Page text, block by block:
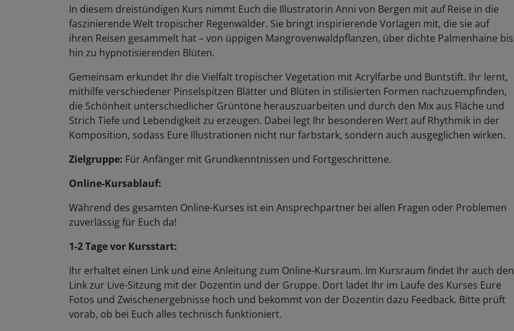
In diesem dreistündigen Kurs nimmt Euch die Illustratorin Anni von Bergen mit auf Reise in die
faszinierende Welt tropischer Regenwälder. Sie bringt inspirierende Vorlagen mit, die sie auf
ihren Reisen gesammelt hat – von üppigen Mangrovenwaldpflanzen, über dichte Palmenhaine bis
hin zu hypnotisierenden Blüten.
Gemeinsam erkundet Ihr die Vielfalt tropischer Vegetation mit Acrylfarbe und Buntstift. Ihr lernt,
mithilfe verschiedener Pinselspitzen Blätter und Blüten in stilisierten Formen nachzuempfinden,
die Schönheit unterschiedlicher Grüntöne herauszuarbeiten und durch den Mix aus Fläche und
Strich Tiefe und Lebendigkeit zu erzeugen. Dabei legt Ihr besonderen Wert auf Rhythmik in der
Komposition, sodass Eure Illustrationen nicht nur farbstark, sondern auch ausgeglichen wirken.
Zielgruppe: Für Anfänger mit Grundkenntnissen und Fortgeschrittene.
Online-Kursablauf:
Während des gesamten Online-Kurses ist ein Ansprechpartner bei allen Fragen oder Problemen
zuverlässig für Euch da!
1-2 Tage vor Kursstart:
Ihr erhaltet einen Link und eine Anleitung zum Online-Kursraum. Im Kursraum findet Ihr auch den
Link zur Live-Sitzung mit der Dozentin und der Gruppe. Dort ladet Ihr im Laufe des Kurses Eure
Fotos und Zwischenergebnisse hoch und bekommt von der Dozentin dazu Feedback. Bitte prüft
vorab, ob bei Euch alles technisch funktioniert.